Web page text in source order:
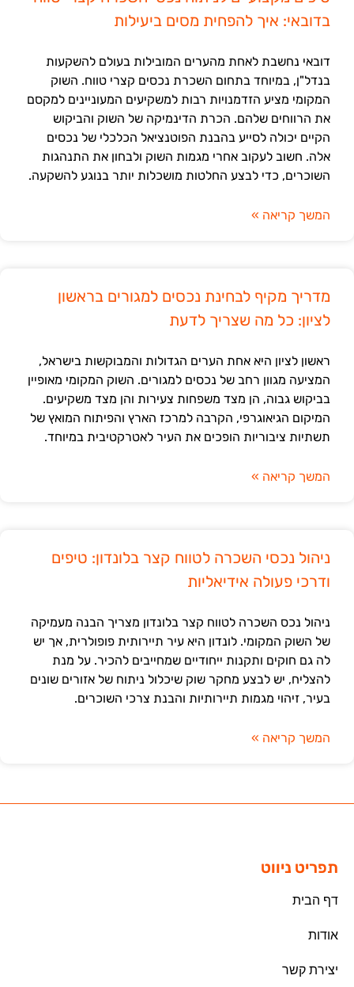
בדובאי: איך להפחית מסים ביעילות
דובאי נחשבת לאחת מהערים המובילות בעולם להשקעות
בנדל"ן, במיוחד בתחום השכרת נכסים קצרי טווח. השוק
המקומי מציע הזדמנויות רבות למשקיעים המעוניינים למקסם
את הרווחים שלהם. הכרת הדינמיקה של השוק והביקוש
הקיים יכולה לסייע בהבנת הפוטנציאל הכלכלי של נכסים
אלה. חשוב לעקוב אחרי מגמות השוק ולבחון את התנהגות
השוכרים, כדי לבצע החלטות מושכלות יותר בנוגע להשקעה.
המשך קריאה »
מדריך מקיף לבחינת נכסים למגורים בראשון
לציון: כל מה שצריך לדעת
ראשון לציון היא אחת הערים הגדולות והמבוקשות בישראל,
המציעה מגוון רחב של נכסים למגורים. השוק המקומי מאופיין
בביקוש גבוה, הן מצד משפחות צעירות והן מצד משקיעים.
המיקום הגיאוגרפי, הקרבה למרכז הארץ והפיתוח המואץ של
תשתיות ציבוריות הופכים את העיר לאטרקטיבית במיוחד.
המשך קריאה »
ניהול נכסי השכרה לטווח קצר בלונדון: טיפים
ודרכי פעולה אידיאליות
ניהול נכס השכרה לטווח קצר בלונדון מצריך הבנה מעמיקה
של השוק המקומי. לונדון היא עיר תיירותית פופולרית, אך יש
לה גם חוקים ותקנות ייחודיים שמחייבים להכיר. על מנת
להצליח, יש לבצע מחקר שוק שיכלול ניתוח של אזורים שונים
בעיר, זיהוי מגמות תיירותיות והבנת צרכי השוכרים.
המשך קריאה »
תפריט ניווט
דף הבית
אודות
יצירת קשר